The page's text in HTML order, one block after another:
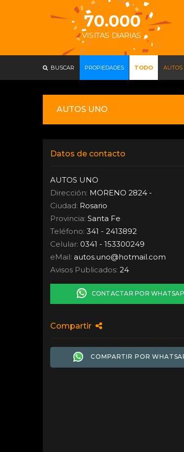
BUSCAR PROPIEDADES TODO AUTOS
AUTOS UNO
Datos de contacto
AUTOS UNO
Dirección: MORENO 2824 -
Ciudad: Rosario
Provincia: Santa Fe
Teléfono: 341 - 2413892
Celular: 0341 - 153300249
eMail: autos.uno@hotmail.com
Avisos Publicados: 24
CONTACTAR POR
Compartir
COMPARTIR POR